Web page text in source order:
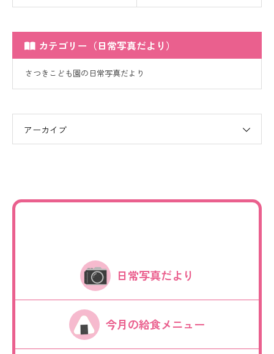
カテゴリー（日常写真だより）
さつきこども園の日常写真だより
アーカイブ
日常写真だより
今月の給食メニュー